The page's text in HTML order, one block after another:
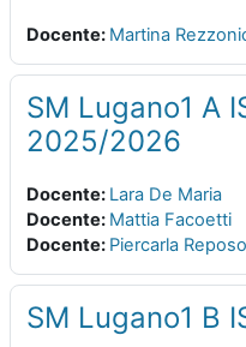
Docente: Martina
SM Lugano1 A
2025/2026
Docente: Lara De Maria
Docente: Mattia Facoetti
Docente: Piercarla Reposo
SM Lugano1 B